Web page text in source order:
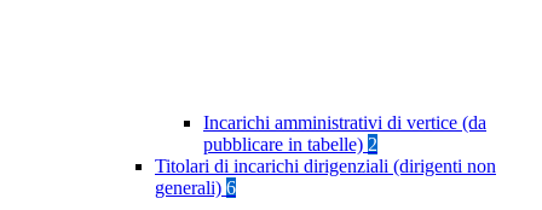
Incarichi amministrativi di vertice (da
pubblicare in tabelle) 2
Titolari di incarichi dirigenziali (dirigenti non
generali) 6